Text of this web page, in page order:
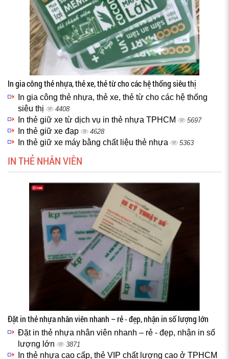
In gia công thẻ nhựa, thẻ xe, thẻ từ cho các hệ thống siêu thị
In gia công thẻ nhựa, thẻ xe, thẻ từ cho các hệ thống
siêu thị
4408
In thẻ giữ xe từ dịch vụ in thẻ nhựa TPHCM 5697
In thẻ giữ xe đạp 4628
In thẻ giữ xe máy bằng chất liệu thẻ nhựa 5363
IN THẺ NHÂN VIÊN
Đặt in thẻ nhựa nhân viên nhanh – rẻ - đẹp, nhận in số lượng lớn
Đặt in thẻ nhựa nhân viên nhanh – rẻ - đẹp, nhận in số
lượng lớn
3871
In thẻ nhựa cao cấp, thẻ VIP chất lượng cao ở TPHCM